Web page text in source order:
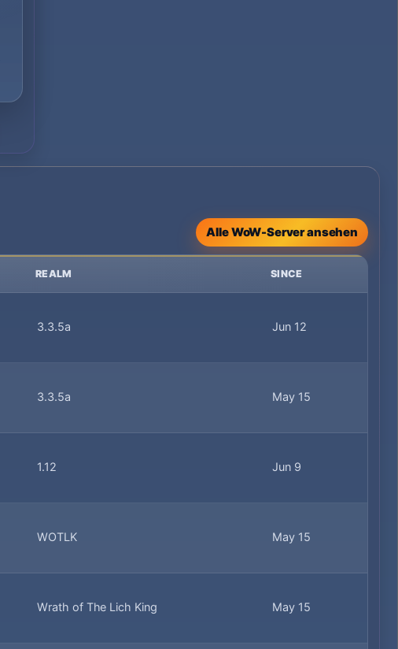
Alle WoW-Server ansehen
REALM SINCE
3.3.5a Jun 12
3.3.5a May 15
1.12 Jun 9
WOTLK May 15
Wrath of The Lich King May 15